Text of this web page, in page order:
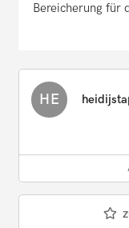
Bereicherung für
HE